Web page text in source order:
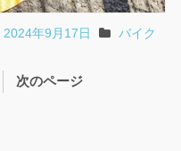
投2024年9月17日
カバイク
次のページ